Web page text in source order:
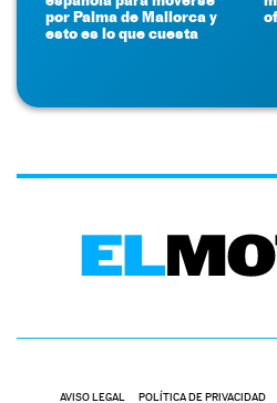
por Palma de Mallorca y
esto es lo que cuesta
AVISO LEGAL POLÍTICA DE PRIVACIDAD